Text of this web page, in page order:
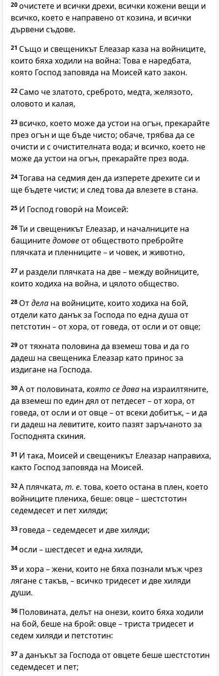
20очистете и всички дрехи, всички кожени вещи и
всичко, което е направено от козина, и всички
дървени съдове.
21 Също и свещеникът Елеазар каза на войниците,
които бяха ходили на война: Това е наредбата,
която Господзаповяда на Моисей като закон.
22 Само че златото, среброто, медта, желязото,
оловото и калая,
23 всичко, което може да устои на огън, прекарайте
през огън и ще бъде чисто; обаче, трябва да се
очисти и с очистителната вода; и всичко, което не
може да устои на огън, прекарайте през вода.
24Тогава на седмия ден да изперете дрехите си и
ще бъдете чисти; и след това да влезете в стана.
25 И Господ говорѝ на Моисей:
26Ти и свещеникът Елеазар, и началниците на
бащинитедомовеот обществото пребройте
плячката и пленниците – и човек, и животно,
27 и раздели плячката на две – между войниците,
които ходиха на война, и цялото общество.
28 Отдела на войниците, които ходиха на бой,
отдели като данък за Господа по една душа от
петстотин – от хора, от говеда, от осли и от овце;
29от тяхната половина да вземеш това и да го
дадеш на свещеника Елеазар като принос за
издигане на Господа.
30А от половината, която се дава на израилтяните,
да вземеш по един дял от петдесет – от хора, от
говеда, от осли и от овце – от всеки добитък, – и да
ги дадеш на левитите, които пазят заръчаното за
Господнята скиния.
31 И така, Моисей и свещеникът Елеазар направиха,
както Господзаповяда на Моисей.
32А плячката, т. е. това, което остана в плен, което
войниците плениха, беше: овце – шестстотин
седемдесет и пет хиляди;
33 говеда – седемдесет и две хиляди;
34осли – шестдесет и една хиляди,
35 и хора – жени, които не бяха познали мъж чрез
лягане с такъв, – всичко тридесет и две хиляди
души.
36 Половината, делът на онези, които бяха ходили
на бой, беше на брой: овце – триста тридесет и
седем хиляди и петстотин:
37а данъкът за Господа от овцете беше шестстотин
седемдесет и пет;